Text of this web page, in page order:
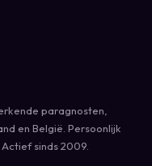
paragnosten,
en België. Persoonlijk
sinds 2009.